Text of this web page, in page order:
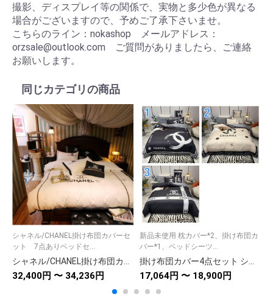
撮影、ディスプレイ等の関係で、実物と多少色が異なる
場合がございますので、予めご了承下さいませ。
こちらのライン：nokashop メールアドレス：
orzsale@outlook.com ご質問がありましたら、ご連絡
お願いします。
同じカテゴリの商品
シャネル/CHANEL掛け布団カバーセ
ット 7点ありベッドセ...
32,400円 〜 34,236円
新品未使用 枕カバー*2、掛け布団カ
バー*1、ベッドシーツ...
17,064円 〜 18,900円